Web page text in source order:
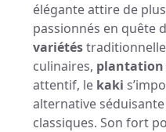
élégante attire de
passionnés en quête
variétés
culinaires, plantation
attentif, le kaki
alternative
classiques. Son fort